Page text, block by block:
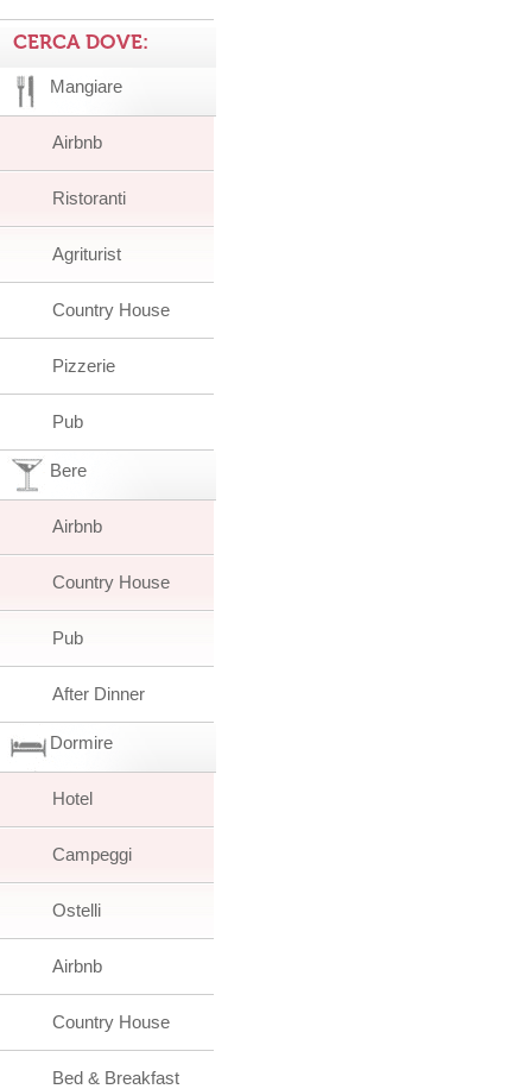
CERCA DOVE:
Mangiare
Airbnb
Ristoranti
Agriturist
Country House
Pizzerie
Pub
Bere
Airbnb
Country House
Pub
After Dinner
Dormire
Hotel
Campeggi
Ostelli
Airbnb
Country House
Bed & Breakfast